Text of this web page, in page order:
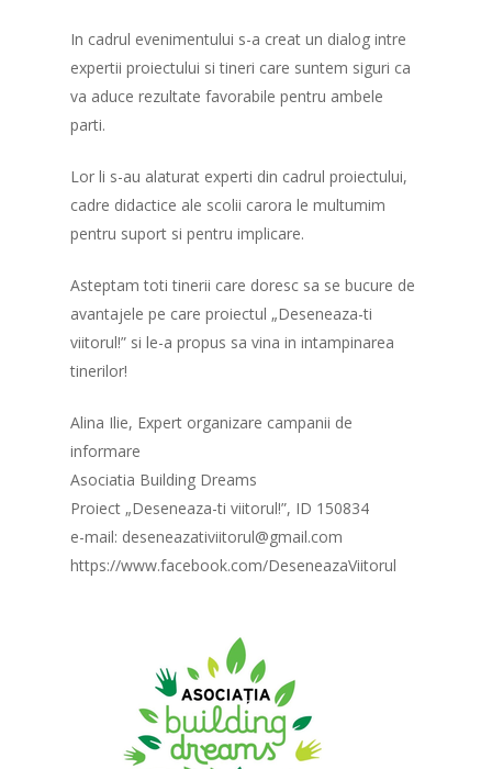
In cadrul evenimentului s-a creat un dialog intre
expertii proiectului si tineri care suntem siguri ca
va aduce rezultate favorabile pentru ambele
parti.
Lor li s-au alaturat experti din cadrul proiectului,
cadre didactice ale scolii carora le multumim
pentru suport si pentru implicare.
Asteptam toti tinerii care doresc sa se bucure de
avantajele pe care proiectul „Deseneaza-ti
viitorul!” si le-a propus sa vina in intampinarea
tinerilor!
Alina Ilie, Expert organizare campanii de
informare
Asociatia Building Dreams
Proiect „Deseneaza-ti viitorul!”, ID 150834
e-mail: deseneazativiitorul@gmail.com
https://www.facebook.com/DeseneazaViitorul